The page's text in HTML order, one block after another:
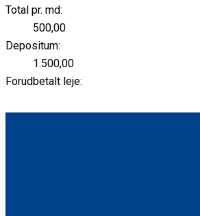
Total pr. md:
500,00
Depositum:
1.500,00
Forudbetalt leje: